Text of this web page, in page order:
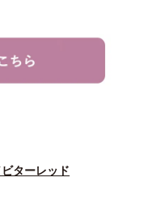
ターレッド